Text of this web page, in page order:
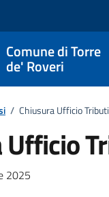
Comune di Torre
de' Roveri
/ Chiusura Ufficio Tributi
Ufficio
notizia
2025